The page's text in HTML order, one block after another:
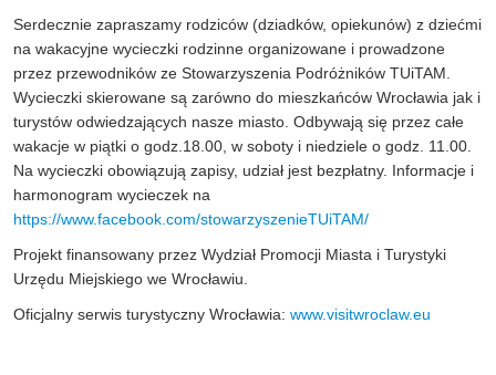
Serdecznie zapraszamy rodziców (dziadków, opiekunów) z dziećmi
na wakacyjne wycieczki rodzinne organizowane i prowadzone
przez przewodników ze Stowarzyszenia Podróżników TUiTAM.
Wycieczki skierowane są zarówno do mieszkańców Wrocławia jak i
turystów odwiedzających nasze miasto. Odbywają się przez całe
wakacje w piątki o godz.18.00, w soboty i niedziele o godz. 11.00.
Na wycieczki obowiązują zapisy, udział jest bezpłatny. Informacje i
harmonogram wycieczek na
https://www.facebook.com/stowarzyszenieTUiTAM/
Projekt finansowany przez Wydział Promocji Miasta i Turystyki
Urzędu Miejskiego we Wrocławiu.
Oficjalny serwis turystyczny Wrocławia: www.visitwroclaw.eu